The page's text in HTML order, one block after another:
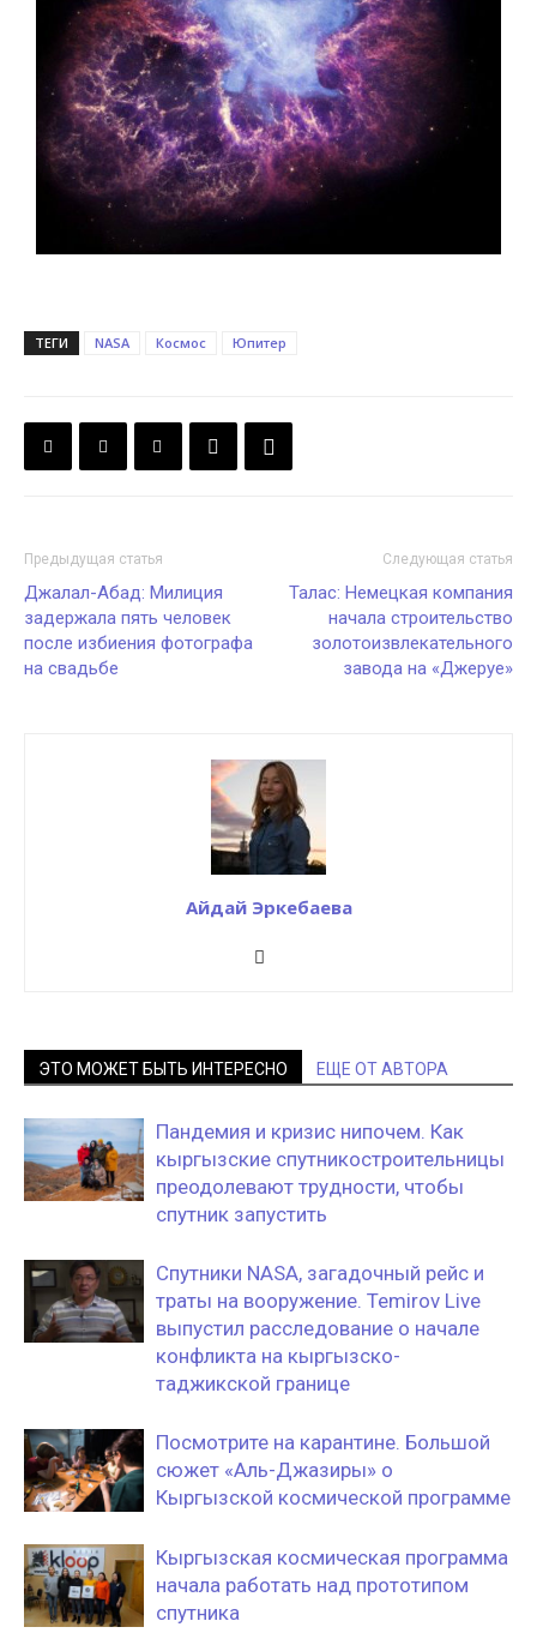
ТЕГИ NASA Космос Юпитер
Предыдущая статья
Джалал-Абад: Милиция
задержала пять человек
после избиения фотографа
на свадьбе
Следующая статья
Талас: Немецкая компания
начала строительство
золотоизвлекательного
завода на «Джеруе»
Айдай Эркебаева
ЭТО МОЖЕТ БЫТЬ ИНТЕРЕСНО ЕЩЕ ОТ АВТОРА
Пандемия и кризис нипочем. Как
кыргызские спутникостроительницы
преодолевают трудности, чтобы
спутник запустить
Спутники NASA, загадочный рейс и
траты на вооружение. Temirov Live
выпустил расследование о начале
конфликта на кыргызско-
таджикской границе
Посмотрите на карантине. Большой
сюжет «Аль-Джазиры» о
Кыргызской космической программе
Кыргызская космическая программа
начала работать над прототипом
спутника